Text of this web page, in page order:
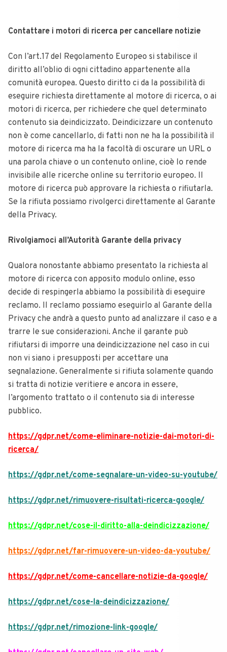
Contattare i motori di ricerca per cancellare notizie
Con l’art.17 del Regolamento Europeo si stabilisce il
diritto all’oblio di ogni cittadino appartenente alla
comunità europea. Questo diritto ci da la possibilità di
eseguire richiesta direttamente al motore di ricerca, o ai
motori di ricerca, per richiedere che quel determinato
contenuto sia deindicizzato. Deindicizzare un contenuto
non è come cancellarlo, di fatti non ne ha la possibilità il
motore di ricerca ma ha la facoltà di oscurare un URL o
una parola chiave o un contenuto online, cioè lo rende
invisibile alle ricerche online su territorio europeo. Il
motore di ricerca può approvare la richiesta o rifiutarla.
Se la rifiuta possiamo rivolgerci direttamente al Garante
della Privacy.
Rivolgiamoci all’Autorità Garante della privacy
Qualora nonostante abbiamo presentato la richiesta al
motore di ricerca con apposito modulo online, esso
decide di respingerla abbiamo la possibilità di eseguire
reclamo. Il reclamo possiamo eseguirlo al Garante della
Privacy che andrà a questo punto ad analizzare il caso e a
trarre le sue considerazioni. Anche il garante può
rifiutarsi di imporre una deindicizzazione nel caso in cui
non vi siano i presupposti per accettare una
segnalazione. Generalmente si rifiuta solamente quando
si tratta di notizie veritiere e ancora in essere,
l’argomento trattato o il contenuto sia di interesse
pubblico.
https://gdpr.net/come-eliminare-notizie-dai-motori-di-
ricerca/
https://gdpr.net/come-segnalare-un-video-su-youtube/
https://gdpr.net/rimuovere-risultati-ricerca-google/
https://gdpr.net/cose-il-diritto-alla-deindicizzazione/
https://gdpr.net/far-rimuovere-un-video-da-youtube/
https://gdpr.net/come-cancellare-notizie-da-google/
https://gdpr.net/cose-la-deindicizzazione/
https://gdpr.net/rimozione-link-google/